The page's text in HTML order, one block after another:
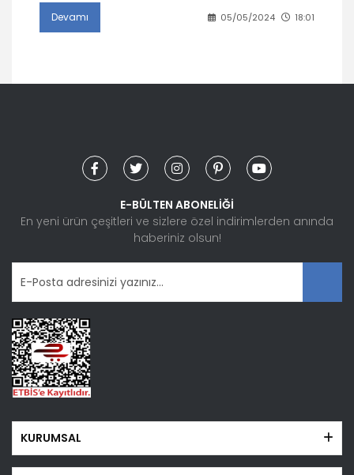
Devamı 05/05/2024 18:01
E-BÜLTEN ABONELİĞİ
En yeni ürün çeşitleri ve sizlere özel indirimlerden anında
haberiniz olsun!
KURUMSAL